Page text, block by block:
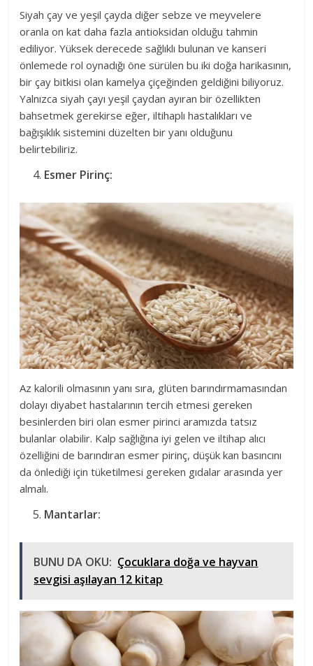
Siyah çay ve yeşil çayda diğer sebze ve meyvelere
oranla on kat daha fazla antioksidan olduğu tahmin
ediliyor. Yüksek derecede sağlıklı bulunan ve kanseri
önlemede rol oynadığı öne sürülen bu iki doğa harikasının,
bir çay bitkisi olan kamelya çiçeğinden geldiğini biliyoruz.
Yalnızca siyah çayı yeşil çaydan ayıran bir özellikten
bahsetmek gerekirse eğer, iltihaplı hastalıkları ve
bağışıklık sistemini düzelten bir yanı olduğunu
belirtebiliriz.
Esmer Pirinç:
Az kalorili olmasının yanı sıra, glüten barındırmamasından
dolayı diyabet hastalarının tercih etmesi gereken
besinlerden biri olan esmer pirinci aramızda tatsız
bulanlar olabilir. Kalp sağlığına iyi gelen ve iltihap alıcı
özelliğini de barındıran esmer pirinç, düşük kan basıncını
da önlediği için tüketilmesi gereken gıdalar arasında yer
almalı.
Mantarlar:
BUNU DA OKU: Çocuklara doğa ve hayvan
sevgisi aşılayan 12 kitap